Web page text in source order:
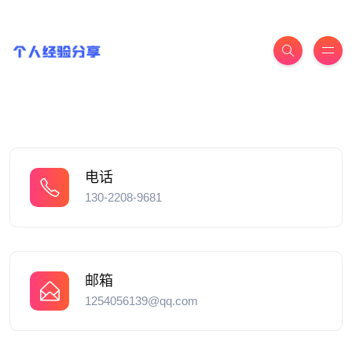
电话
130-2208-9681
邮箱
1254056139@qq.com